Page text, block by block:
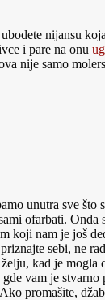
nijansu
i pare na onu
nije samo
unutra sve što
ofarbati. Onda
koji nam je još
sebi, ne
kad je mogla
vam je stvarno
promašite,